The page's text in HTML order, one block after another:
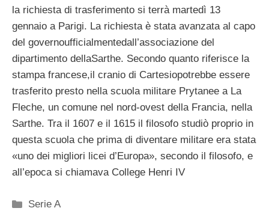
la richiesta di trasferimento si terrà martedì 13
gennaio a Parigi. La richiesta è stata avanzata al capo
del governoufficialmentedall’associazione del
dipartimento dellaSarthe. Secondo quanto riferisce la
stampa francese,il cranio di Cartesiopotrebbe essere
trasferito presto nella scuola militare Prytanee a La
Fleche, un comune nel nord-ovest della Francia, nella
Sarthe. Tra il 1607 e il 1615 il filosofo studiò proprio in
questa scuola che prima di diventare militare era stata
«uno dei migliori licei d’Europa», secondo il filosofo, e
all’epoca si chiamava College Henri IV
Categorie
Serie A